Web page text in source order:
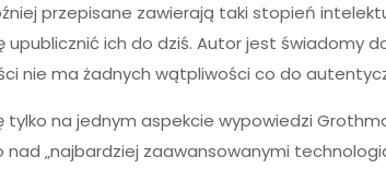
przepisane zawierają taki stopień
ich do dziś. Autor jest świadomy
nie ma żadnych wątpliwości co do
tylko na jednym aspekcie wypowiedzi
„najbardziej zaawansowanymi